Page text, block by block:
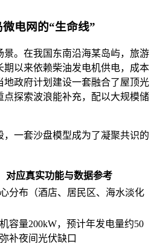
电网的“生命线”
。在我国东南沿海某岛屿，旅游
期以来依赖柴油发电机供电，成本
地政府计划建设一套融合了屋顶光
探索波浪能补充，配以大规模储
一套沙盘模型成为了凝聚共识的
对应真实功能与数据参考
分布（酒店、居民区、海水淡化
容量200kW，预计年发电量约50
补夜间光伏缺口